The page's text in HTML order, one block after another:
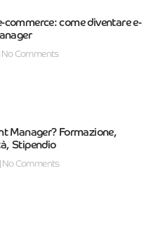
commerce: come diventare e-
No Comments
Manager? Formazione,
Stipendio
No Comments